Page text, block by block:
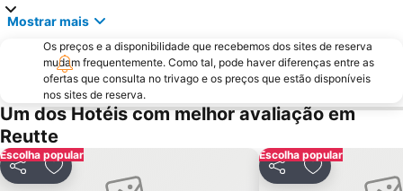
Mostrar mais
Os preços e a disponibilidade que recebemos dos sites de reserva
mudam frequentemente. Como tal, pode haver diferenças entre as
ofertas que consulta no trivago e os preços que estão disponíveis
nos sites de reserva.
Um dos Hotéis com melhor avaliação em
Reutte
Escolha popular
PartilharAdicionar aos favoritos
Escolha popular
PartilharAdicionar